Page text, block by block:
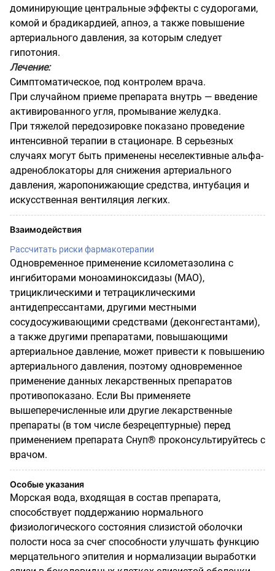
доминирующие центральные эффекты с судорогами,
комой и брадикардией, апноэ, а также повышение
артериального давления, за которым следует
гипотония.
Лечение:
Симптоматическое, под контролем врача.
При случайном приеме препарата внутрь — введение
активированного угля, промывание желудка.
При тяжелой передозировке показано проведение
интенсивной терапии в стационаре. В серьезных
случаях могут быть применены неселективные альфа-
адреноблокаторы для снижения артериального
давления, жаропонижающие средства, интубация и
искусственная вентиляция легких.
Взаимодействия
Рассчитать риски фармакотерапии
Одновременное применение ксилометазолина с
ингибиторами моноаминоксидазы (МАО),
трициклическими и тетрациклическими
антидепрессантами, другими местными
сосудосуживающими средствами (деконгестантами),
а также другими препаратами, повышающими
артериальное давление, может привести к повышению
артериального давления, поэтому одновременное
применение данных лекарственных препаратов
противопоказано. Если Вы применяете
вышеперечисленные или другие лекарственные
препараты (в том числе безрецептурные) перед
применением препарата Снуп® проконсультируйтесь с
врачом.
Особые указания
Морская вода, входящая в состав препарата,
способствует поддержанию нормального
физиологического состояния слизистой оболочки
полости носа за счег способности улучшать функцию
мерцательного эпителия и нормализации выработки